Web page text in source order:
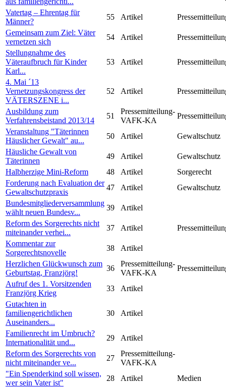
Vatertag – Ehrentag für
Männer?
55 Artikel
Gemeinsam zum Ziel: Väter
vernetzen sich
54 Artikel
Stellungnahme des
Väteraufbruch für Kinder
Karl...
53 Artikel
4. Mai ´13
Vernetzungskongress der
VÄTERSZENE i...
52 Artikel
Ausbildung zum
Verfahrensbeistand 2013/14
51
Pressemitteilung-
VAFK-KA
Veranstaltung "Täterinnen
Häuslicher Gewalt" au...
50 Artikel
Gewaltschutz
Häusliche Gewalt von
Täterinnen
49 Artikel
Gewaltschutz
Halbherzige Mini-Reform
48 Artikel
Sorgerecht
Forderung nach Evaluation der
Gewaltschutzpraxis
47 Artikel
Gewaltschutz
Bundesmitgliederversammlung
wählt neuen Bundesv...
39
Artikel
Reform des Sorgerechts nicht
miteinander verhei...
37 Artikel
Kommentar zur
Sorgerechtsnovelle
38
Artikel
Herzlichen Glückwunsch zum
Geburtstag, Franzjörg!
36
Pressemitteilung-
VAFK-KA
Aufruf des 1. Vorsitzenden
Franzjörg Krieg
33
Artikel
Gutachten in
familiengerichtlichen
Auseinanders...
30 Artikel
Familienrecht im Umbruch?
Internationalität und...
29
Artikel
Reform des Sorgerechts von
nicht miteinander ve...
27
Pressemitteilung-
VAFK-KA
"Ein Spenderkind soll wissen,
wer sein Vater ist"
28 Artikel
Medien